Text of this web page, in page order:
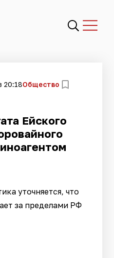
20:18Общество
Ейского
уточняется, что
за пределами РФ